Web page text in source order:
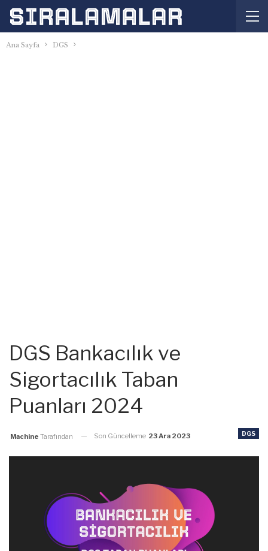
Ana Sayfa DGS
DGS Bankacılık ve
Sigortacılık Taban
Puanları 2024
DGS
Machine Tarafından Son Güncelleme 23 Ara 2023